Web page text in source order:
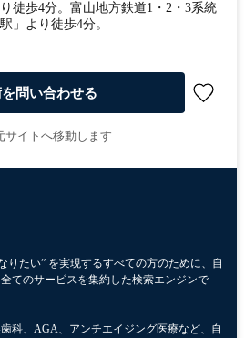
徒歩4分。富山地方鉄道1・2・3系統
」より徒歩4分。
問い合わせる
サイトへ移動します
りたい” を実現するすべての方のために、自
てのサービスを集約した検索エンジンで
科、AGA、アンチエイジング医療など、自